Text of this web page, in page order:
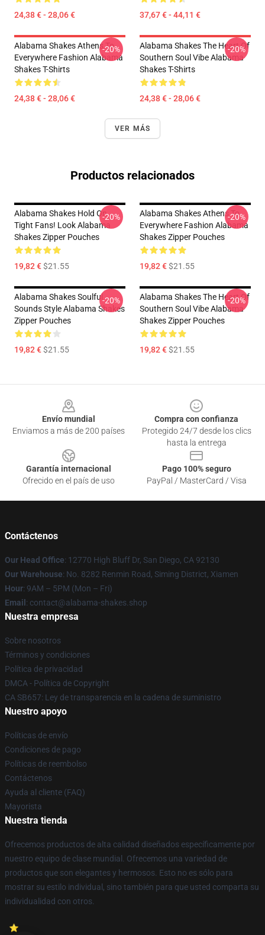
24,38 € - 28,06 € 37,67 € - 44,11 €
Alabama Shakes Athens To
Everywhere Fashion Alabama
Shakes T-Shirts
24,38 € - 28,06 €
-20%
Alabama Shakes The Heart Of
Southern Soul Vibe Alabama
Shakes T-Shirts
24,38 € - 28,06 €
-20%
VER MÁS
Productos relacionados
Alabama Shakes Hold On
Tight Fans! Look Alabama
Shakes Zipper Pouches
19,82 €$21.55
-20%
Alabama Shakes Athens To
Everywhere Fashion Alabama
Shakes Zipper Pouches
19,82 €$21.55
-20%
Alabama Shakes Soulful
Sounds Style Alabama Shakes
Zipper Pouches
19,82 €$21.55
-20%
Alabama Shakes The Heart Of
Southern Soul Vibe Alabama
Shakes Zipper Pouches
19,82 €$21.55
-20%
Envío mundial
Enviamos a más de 200 países
Compra con confianza
Protegido 24/7 desde los clics
hasta la entrega
Garantía internacional
Ofrecido en el país de uso
Pago 100% seguro
PayPal / MasterCard / Visa
Contáctenos
Our Head Office: 12770 High Bluff Dr, San Diego, CA 92130
Our Warehouse: No. 8282 Renmin Road, Siming District, Xiamen
Hour: 9AM – 5PM (Mon – Fri)
Email : contact@alabama-shakes.shop
Nuestra empresa
Sobre nosotros
Términos y condiciones
Política de privacidad
DMCA - Política de Copyright
CA SB657: Ley de transparencia en la cadena de suministro
Nuestro apoyo
Políticas de envío
Condiciones de pago
Políticas de reembolso
Contáctenos
Ayuda al cliente (FAQ)
Mayorista
Nuestra tienda
Ofrecemos productos de alta calidad diseñados específicamente por
nuestro equipo de clase mundial. Ofrecemos una variedad de
productos que son elegantes y hermosos. Esto no es sólo para
mostrar su estilo individual, sino también para que usted comparta su
individualidad con otros.